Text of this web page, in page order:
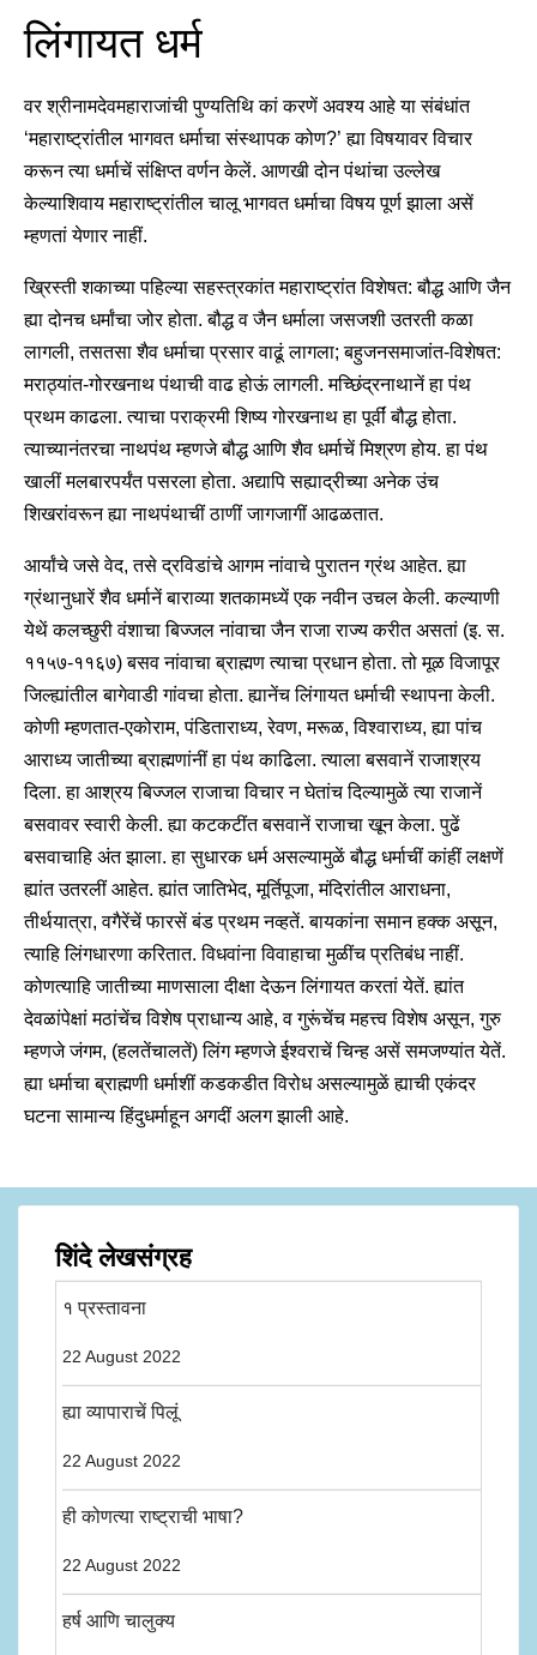
लिंगायत धर्म
वर श्रीनामदेवमहाराजांची पुण्यतिथि कां करणें अवश्य आहे या संबंधांत
‘महाराष्ट्रांतील भागवत धर्माचा संस्थापक कोण?’ ह्या विषयावर विचार
करून त्या धर्माचें संक्षिप्त वर्णन केलें. आणखी दोन पंथांचा उल्लेख
केल्याशिवाय महाराष्ट्रांतील चालू भागवत धर्माचा विषय पूर्ण झाला असें
म्हणतां येणार नाहीं.
ख्रिस्ती शकाच्या पहिल्या सहस्त्रकांत महाराष्ट्रांत विशेषत: बौद्ध आणि जैन
ह्या दोनच धर्मांचा जोर होता. बौद्ध व जैन धर्माला जसजशी उतरती कळा
लागली, तसतसा शैव धर्माचा प्रसार वाढूं लागला; बहुजनसमाजांत-विशेषत:
मराठ्यांत-गोरखनाथ पंथाची वाढ होऊं लागली. मच्छिंद्रनाथानें हा पंथ
प्रथम काढला. त्याचा पराक्रमी शिष्य गोरखनाथ हा पूर्वीं बौद्ध होता.
त्याच्यानंतरचा नाथपंथ म्हणजे बौद्ध आणि शैव धर्माचें मिश्रण होय. हा पंथ
खालीं मलबारपर्यंत पसरला होता. अद्यापि सह्याद्रीच्या अनेक उंच
शिखरांवरून ह्या नाथपंथाचीं ठाणीं जागजागीं आढळतात.
आर्यांचे जसे वेद, तसे द्रविडांचे आगम नांवाचे पुरातन ग्रंथ आहेत. ह्या
ग्रंथानुधारें शैव धर्मानें बाराव्या शतकामध्यें एक नवीन उचल केली. कल्याणी
येथें कलच्छुरी वंशाचा बिज्जल नांवाचा जैन राजा राज्य करीत असतां (इ. स.
११५७-११६७) बसव नांवाचा ब्राह्मण त्याचा प्रधान होता. तो मूळ विजापूर
जिल्ह्यांतील बागेवाडी गांवचा होता. ह्यानेंच लिंगायत धर्माची स्थापना केली.
कोणी म्हणतात-एकोराम, पंडिताराध्य, रेवण, मरूळ, विश्वाराध्य, ह्या पांच
आराध्य जातीच्या ब्राह्मणांनीं हा पंथ काढिला. त्याला बसवानें राजाश्रय
दिला. हा आश्रय बिज्जल राजाचा विचार न घेतांच दिल्यामुळें त्या राजानें
बसवावर स्वारी केली. ह्या कटकटींत बसवानें राजाचा खून केला. पुढें
बसवाचाहि अंत झाला. हा सुधारक धर्म असल्यामुळें बौद्ध धर्माचीं कांहीं लक्षणें
ह्यांत उतरलीं आहेत. ह्यांत जातिभेद, मूर्तिपूजा, मंदिरांतील आराधना,
तीर्थयात्रा, वगैरेंचें फारसें बंड प्रथम नव्हतें. बायकांना समान हक्क असून,
त्याहि लिंगधारणा करितात. विधवांना विवाहाचा मुळींच प्रतिबंध नाहीं.
कोणत्याहि जातीच्या माणसाला दीक्षा देऊन लिंगायत करतां येतें. ह्यांत
देवळांपेक्षां मठांचेंच विशेष प्राधान्य आहे, व गुरूंचेंच महत्त्व विशेष असून, गुरु
म्हणजे जंगम, (हलतेंचालतें) लिंग म्हणजे ईश्वराचें चिन्ह असें समजण्यांत येतें.
ह्या धर्माचा ब्राह्मणी धर्माशीं कडकडीत विरोध असल्यामुळें ह्याची एकंदर
घटना सामान्य हिंदुधर्माहून अगदीं अलग झाली आहे.
शिंदे लेखसंग्रह
१ प्रस्तावना
22 August 2022
ह्या व्यापाराचें पिलूं
22 August 2022
ही कोणत्या राष्ट्राची भाषा?
22 August 2022
हर्ष आणि चालुक्य